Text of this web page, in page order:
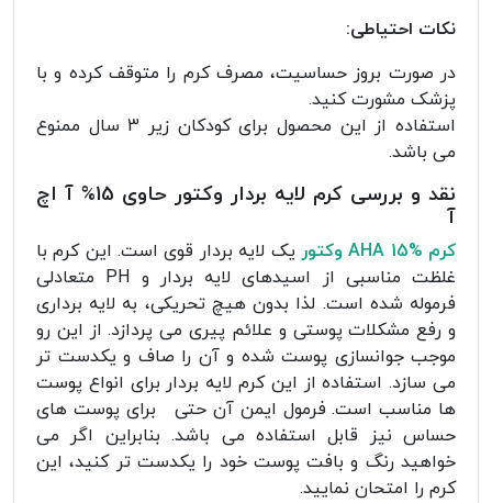
نکات احتیاطی:
در صورت بروز حساسیت، مصرف کرم را متوقف کرده و با
پزشک مشورت کنید.
استفاده از این محصول برای کودکان زیر 3 سال ممنوع
می باشد.
نقد و بررسی کرم لایه ‌بردار وکتور حاوی 15% آ اچ
آ
کرم AHA 15% وکتور
یک لایه ‌بردار قوی است. این کرم با
غلظت مناسبی از اسیدهای لایه بردار و PH متعادلی
فرموله شده است. لذا بدون هیچ تحریکی، به لایه برداری
و رفع مشکلات پوستی و علائم پیری می پردازد. از این رو
موجب جوانسازی پوست شده و آن را صاف و یکدست ‌تر
می سازد. استفاده از این کرم لایه بردار برای انواع پوست
ها مناسب است. فرمول ایمن آن حتی برای پوست ‌های
حساس نیز قابل استفاده می باشد. بنابراین اگر می
خواهید رنگ و بافت پوست خود را یکدست تر کنید، این
کرم را امتحان نمایید.